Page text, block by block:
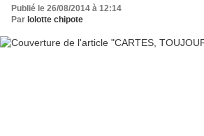
Publié le 26/08/2014 à 12:14
Par lolotte chipote